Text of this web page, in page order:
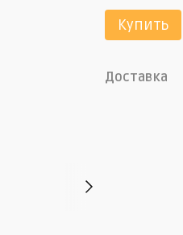
Купить
Доставка